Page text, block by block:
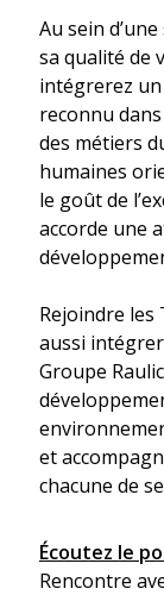
Au sein
sa qualité de
intégrerez
reconnu
des métiers
humaines
le goût de
accorde une
Rejoindre les
aussi
Groupe
et
chacune de
Écoutez le
Rencontre